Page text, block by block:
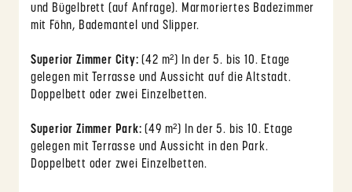
und Bügelbrett (auf Anfrage). Marmoriertes Badezimmer
mit Föhn, Bademantel und Slipper.
Superior Zimmer City: (42 m²) In der 5. bis 10. Etage
gelegen mit Terrasse und Aussicht auf die Altstadt.
Doppelbett oder zwei Einzelbetten.
Superior Zimmer Park: (49 m²) In der 5. bis 10. Etage
gelegen mit Terrasse und Aussicht in den Park.
Doppelbett oder zwei Einzelbetten.